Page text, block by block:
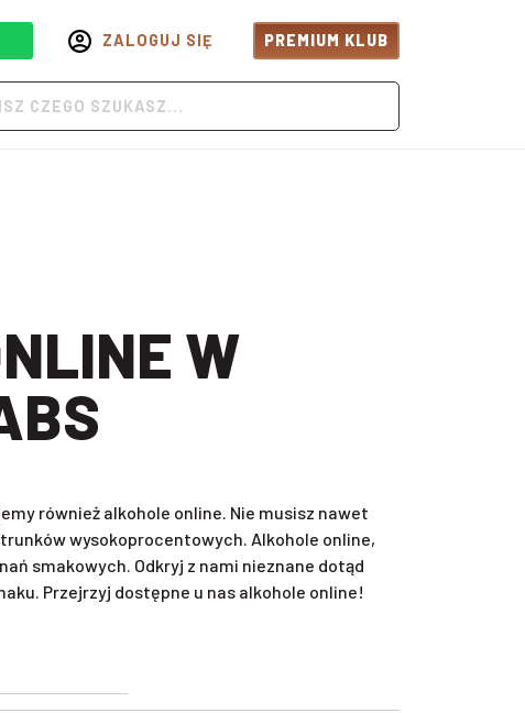
ZALOGUJ SIĘ PREMIUM KLUB
również alkohole online. Nie musisz nawet
wysokoprocentowych. Alkohole online,
smakowych. Odkryj z nami nieznane dotąd
Przejrzyj dostępne u nas alkohole online!